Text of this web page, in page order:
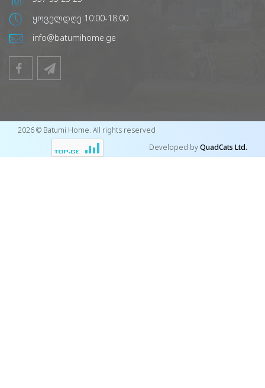
ყოველდღე 10:00-18:00
info@batumihome.ge
2026 © Batumi Home. All rights reserved
Developed byQuadCats Ltd.